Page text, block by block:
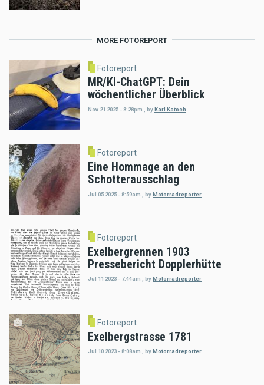
MORE FOTOREPORT
Fotoreport
MR/KI-ChatGPT: Dein
wöchentlicher Überblick
Nov 21 2025 - 8:28pm byKarl Katoch
Fotoreport
Eine Hommage an den
Schotterausschlag
Jul 05 2025 - 8:59am byMotorradreporter
Fotoreport
Exelbergrennen 1903
Pressebericht Dopplerhütte
Jul 11 2023 - 7:44am , byMotorradreporter
Fotoreport
Exelbergstrasse 1781
Jul 10 2023 - 8:08am byMotorradreporter